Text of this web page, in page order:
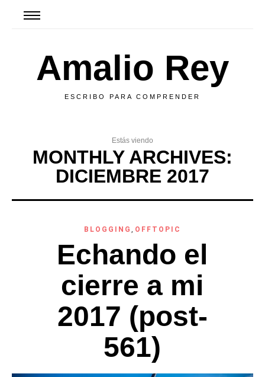
Amalio Rey
ESCRIBO PARA COMPRENDER
Estás viendo
MONTHLY ARCHIVES:
DICIEMBRE 2017
BLOGGING , OFFTOPIC
Echando el
cierre a mi
2017 (post-
561)